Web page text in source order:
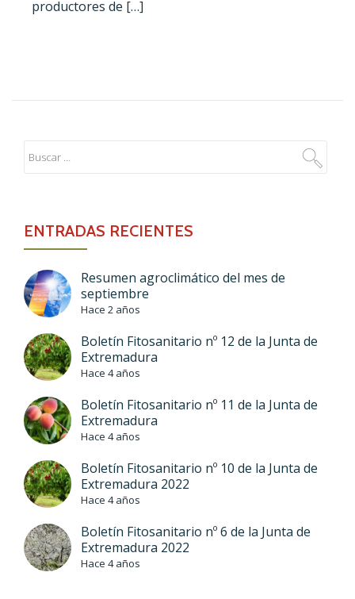
productores de […]
ENTRADAS RECIENTES
Resumen agroclimático del mes de
septiembre
Hace 2 años
Boletín Fitosanitario nº 12 de la Junta de
Extremadura
Hace 4 años
Boletín Fitosanitario nº 11 de la Junta de
Extremadura
Hace 4 años
Boletín Fitosanitario nº 10 de la Junta de
Extremadura 2022
Hace 4 años
Boletín Fitosanitario nº 6 de la Junta de
Extremadura 2022
Hace 4 años